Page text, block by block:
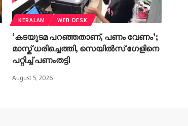
KERALAM WEB DESK
‘കടയുടമ പറഞ്ഞതാണ്, പണം വേണം’;
മാസ്ക് ധരിച്ചെത്തി, സെയിൽസ് ഗേളിനെ
പറ്റിച്ച് പണംതട്ടി
August 5, 2026